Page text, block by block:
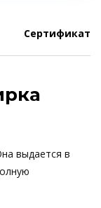
Сертификат
выдается в